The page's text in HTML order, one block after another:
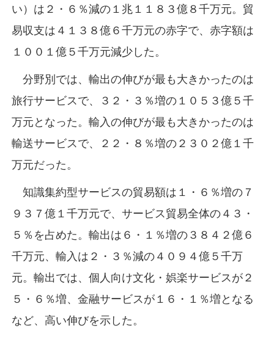
い）は２・６％減の１兆１１８３億８千万元。貿
易収支は４１３８億６千万元の赤字で、赤字額は
１００１億５千万元減少した。
分野別では、輸出の伸びが最も大きかったのは
旅行サービスで、３２・３％増の１０５３億５千
万元となった。輸入の伸びが最も大きかったのは
輸送サービスで、２２・８％増の２３０２億１千
万元だった。
知識集約型サービスの貿易額は１・６％増の７
９３７億１千万元で、サービス貿易全体の４３・
５％を占めた。輸出は６・１％増の３８４２億６
千万元、輸入は２・３％減の４０９４億５千万
元。輸出では、個人向け文化・娯楽サービスが２
５・６％増、金融サービスが１６・１％増となる
など、高い伸びを示した。